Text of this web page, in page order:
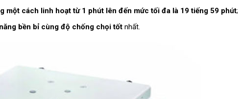
một cách linh hoạt từ 1 phút lên đến mức tối đa là 19 tiếng 59 phút;
bền bỉ cùng độ chống chọi tốtnhất.